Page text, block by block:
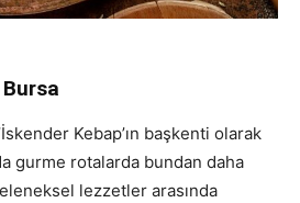
Kebap’ın başkenti olarak
gurme rotalarda bundan daha
lezzetler arasında